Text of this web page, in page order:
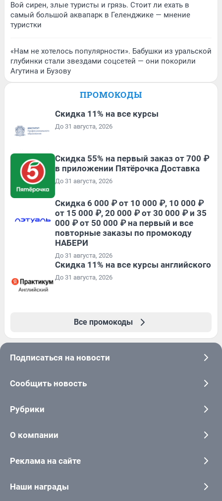
Вой сирен, злые туристы и грязь. Стоит ли ехать в
самый большой аквапарк в Геленджике — мнение
туристки
«Нам не хотелось популярности». Бабушки из уральской
глубинки стали звездами соцсетей — они покорили
Агутина и Бузову
ПРОМОКОДЫ
Скидка 11% на все курсы
До 31 августа, 2026
Скидка 55% на первый заказ от 700 ₽
в приложении Пятёрочка Доставка
До 31 августа, 2026
Скидка 6 000 ₽ от 10 000 ₽, 10 000 ₽
от 15 000 ₽, 20 000 ₽ от 30 000 ₽ и 35
000 ₽ от 50 000 ₽ на первый и все
повторные заказы по промокоду
НАБЕРИ
До 31 августа, 2026
Скидка 11% на все курсы английского
До 31 августа, 2026
Все промокоды
Подписаться на новости
Сообщить новость
Рубрики
О компании
Реклама на сайте
Наши награды